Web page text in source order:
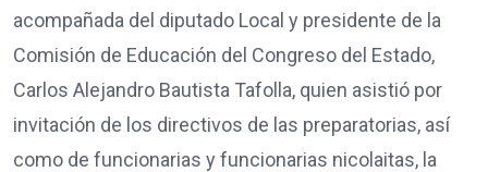
acompañada del diputado Local y presidente de la
Comisión de Educación del Congreso del Estado,
Carlos Alejandro Bautista Tafolla, quien asistió por
invitación de los directivos de las preparatorias, así
como de funcionarias y funcionarias nicolaitas, la